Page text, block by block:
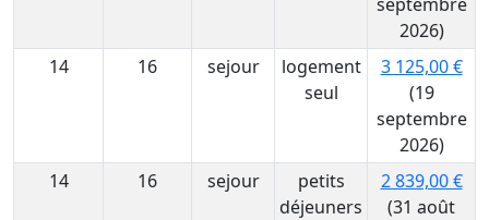
2026)
14
16 sejour
logement
seul
3 125,00 €
(19
septembre
2026)
14
16 sejour
petits
déjeuners
2 839,00 €
(31 août